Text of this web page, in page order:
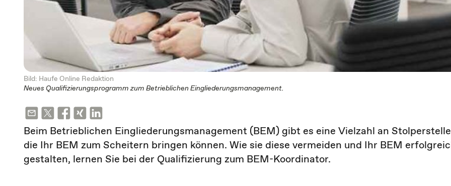
Bild: Haufe Online Redaktion
Neues Qualifizierungsprogramm zum Betrieblichen Eingliederungsmanagement.
Beim Betrieblichen Eingliederungsmanagement (BEM) gibt es eine Vielzahl an
die Ihr BEM zum Scheitern bringen können. Wie sie diese vermeiden und Ihr BEM
gestalten, lernen Sie bei der Qualifizierung zum BEM-Koordinator.